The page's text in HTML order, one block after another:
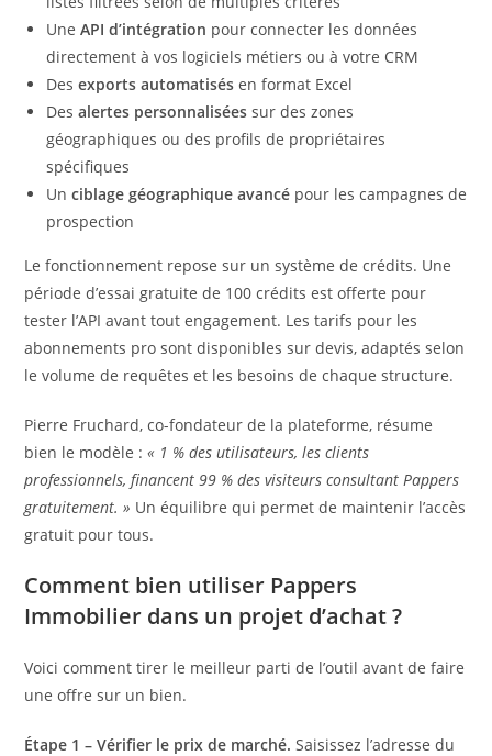
UneAPI d’intégration pour connecter les données
directement à vos logiciels métiers ou à votre CRM
Desexports automatisés en format Excel
Desalertes personnalisées sur des zones
géographiques ou des profils de propriétaires
spécifiques
Unciblage géographique avancé pour les campagnes de
prospection
Le fonctionnement repose sur un système de crédits. Une
période d’essai gratuite de 100 crédits est offerte pour
tester l’API avant tout engagement. Les tarifs pour les
abonnements pro sont disponibles sur devis, adaptés selon
le volume de requêtes et les besoins de chaque structure.
Pierre Fruchard, co-fondateur de la plateforme, résume
bien le modèle :« 1 % des utilisateurs, les clients
professionnels, financent 99 % des visiteurs consultant Pappers
gratuitement. » Un équilibre qui permet de maintenir l’accès
gratuit pour tous.
Comment bien utiliser Pappers
Immobilier dans un projet d’achat ?
Voici comment tirer le meilleur parti de l’outil avant de faire
une offre sur un bien.
Étape 1 – Vérifier le prix de marché. Saisissez l’adresse du